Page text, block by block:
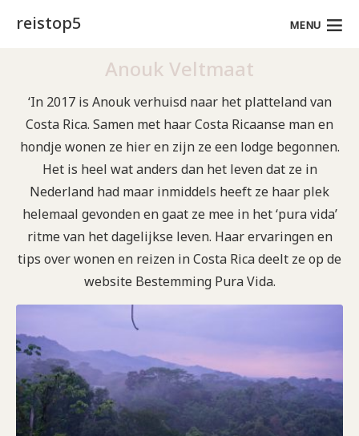
reistop5 MENU
Anouk Veltmaat
‘In 2017 is Anouk verhuisd naar het platteland van
Costa Rica. Samen met haar Costa Ricaanse man en
hondje wonen ze hier en zijn ze een lodge begonnen.
Het is heel wat anders dan het leven dat ze in
Nederland had maar inmiddels heeft ze haar plek
helemaal gevonden en gaat ze mee in het ‘pura vida’
ritme van het dagelijkse leven. Haar ervaringen en
tips over wonen en reizen in Costa Rica deelt ze op de
website Bestemming Pura Vida.